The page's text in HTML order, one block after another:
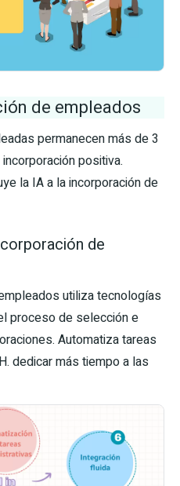
de empleados
permanecen más de 3
positiva.
la IA a la incorporación de
de
utiliza tecnologías
proceso de selección e
Automatiza tareas
dedicar más tiempo a las